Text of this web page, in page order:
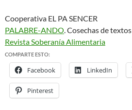
Cooperativa EL PA SENCER
PALABRE-ANDO. Cosechas de textos
Revista Soberanía Alimentaria
COMPARTE ESTO:
Facebook LinkedIn
Pinterest